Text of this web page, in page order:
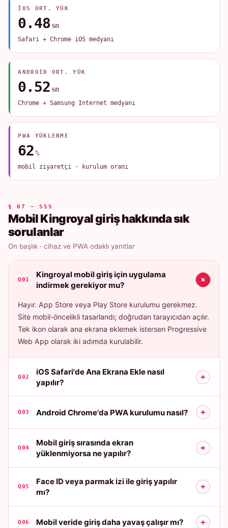
IOS ORT. YÜK
0.48 sn
Safari + Chrome iOS medyanı
ANDROID ORT. YÜK
0.52 sn
Chrome + Samsung Internet medyanı
PWA YÜKLENME
62%
mobil ziyaretçi · kurulum oranı
§ 07 — SSS
Mobil Kingroyal giriş hakkında sık
sorulanlar
On başlık · cihaz ve PWA odaklı yanıtlar
Q01
Kingroyal mobil giriş için uygulama
indirmek gerekiyor mu?
+
Hayır. App Store veya Play Store kurulumu gerekmez.
Site mobil-öncelikli tasarlandı; doğrudan tarayıcıdan açılır.
Tek ikon olarak ana ekrana eklemek istersen Progressive
Web App olarak iki adımda kurulabilir.
Q02
iOS Safari'de Ana Ekrana Ekle nasıl
yapılır?
+
Q03 Android Chrome'da PWA kurulumu nasıl? +
Q04
Mobil giriş sırasında ekran
yüklenmiyorsa ne yapılır?
+
Q05
Face ID veya parmak izi ile giriş yapılır
mı?
+
Q06 Mobil veride giriş daha yavaş çalışır mı? +